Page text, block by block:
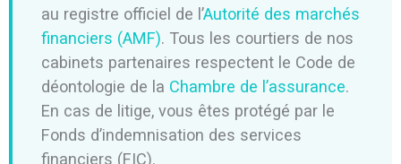
au registre officiel de l’Autorité des marchés
financiers (AMF). Tous les courtiers de nos
cabinets partenaires respectent le Code de
déontologie de la Chambre de l’assurance.
En cas de litige, vous êtes protégé par le
Fonds d’indemnisation des services
financiers (FIC).